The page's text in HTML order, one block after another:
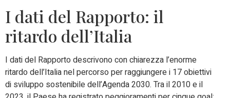
I dati del Rapporto: il
ritardo dell’Italia
I dati del Rapporto descrivono con chiarezza l’enorme
ritardo dell’Italia nel percorso per raggiungere i 17 obiettivi
di sviluppo sostenibile dell’Agenda 2030. Tra il 2010 e il